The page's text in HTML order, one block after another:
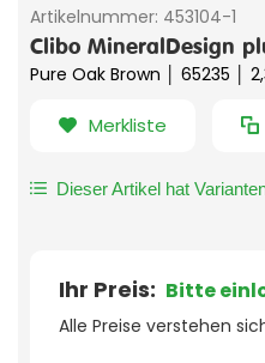
Artikelnummer: 453104-1
Clibo MineralDesign
Pure Oak Brown │ 65235 │
Merkliste
Dieser Artikel hat
Ihr Preis: Bitte
Alle Preise verstehen